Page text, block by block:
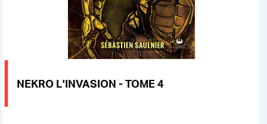
NEKRO L'INVASION - TOME 4